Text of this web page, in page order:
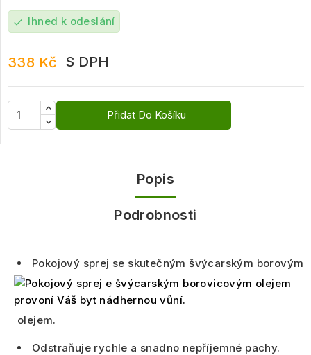
check Ihned k odeslání
338 Kč S DPH
Přidat Do Košíku
Popis
Podrobnosti
Pokojový sprej se skutečným švýcarským borovým
olejem.
Odstraňuje rychle a snadno nepříjemné pachy.